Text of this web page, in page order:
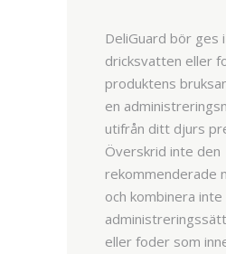
DeliGuard bör ges i
dricksvatten eller
produktens
en
utifrån ditt djurs
Överskrid inte den
rekommenderade
och kombinera inte
eller foder som